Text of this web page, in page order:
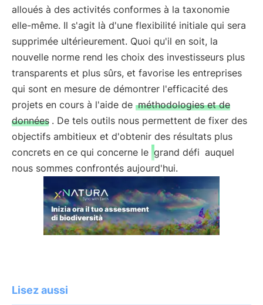
alloués à des activités conformes à la taxonomie
elle-même. Il s'agit là d'une flexibilité initiale qui sera
supprimée ultérieurement. Quoi qu'il en soit, la
nouvelle norme rend les choix des investisseurs plus
transparents et plus sûrs, et favorise les entreprises
qui sont en mesure de démontrer l'efficacité des
projets en cours à l'aide de méthodologies et de
données . De tels outils nous permettent de fixer des
objectifs ambitieux et d'obtenir des résultats plus
concrets en ce qui concerne le grand défi auquel
nous sommes confrontés aujourd'hui.
Lisez aussi